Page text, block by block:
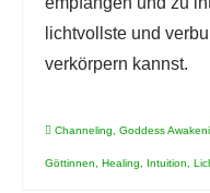
lichtvollste und
verkörpern kannst.
Channeling, Goddess
Göttinnen, Healing, Intuition,